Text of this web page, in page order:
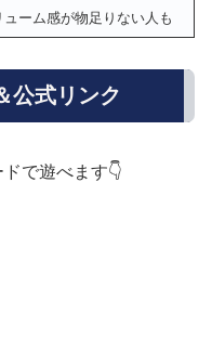
ューム感が物足りない人も
公式リンク
で遊べます👇